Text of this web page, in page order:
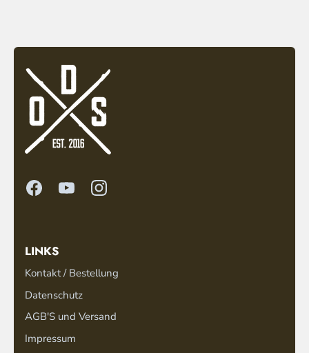
LINKS
Kontakt / Bestellung
Datenschutz
AGB'S und Versand
Impressum